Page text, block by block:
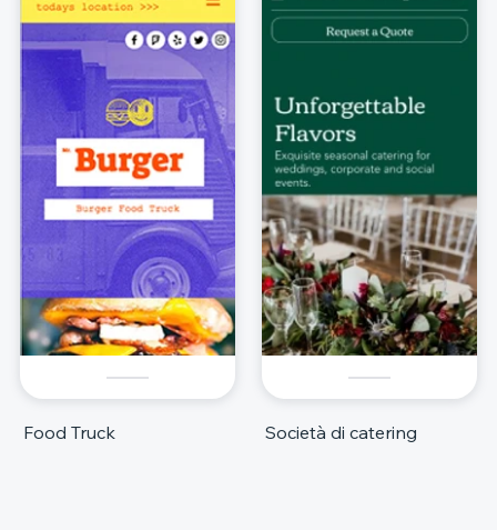
Food Truck Società di catering